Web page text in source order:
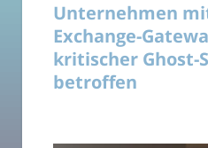
Unternehmen
Exchange-
kritischer Ghost-
betroffen